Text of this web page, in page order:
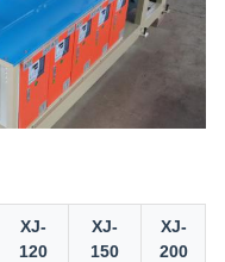
XJ-
120
XJ-
150
XJ-
200